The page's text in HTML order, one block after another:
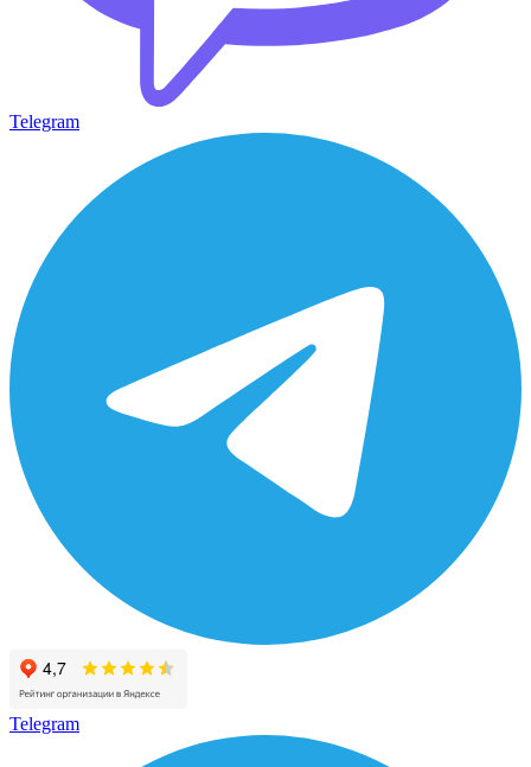
Telegram
Telegram